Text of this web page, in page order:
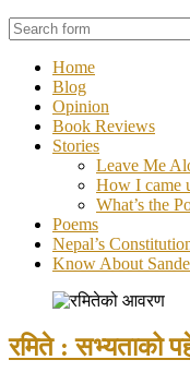
Home
Blog
Opinion
Book Reviews
Stories
Leave Me
How I came
What’s the
Poems
Nepal’s
Know About
रमिते : सभ्यताको